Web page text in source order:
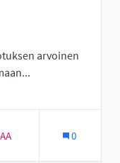
arvoinen
Seinäjoki
0